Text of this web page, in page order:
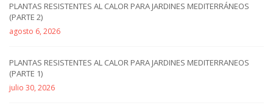
PLANTAS RESISTENTES AL CALOR PARA JARDINES MEDITERRÁNEOS
(PARTE 2)
agosto 6, 2026
PLANTAS RESISTENTES AL CALOR PARA JARDINES MEDITERRANEOS
(PARTE 1)
julio 30, 2026